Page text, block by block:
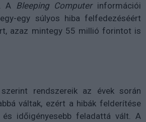
A Bleeping Computerinformációi
egy súlyos hiba felfedezéséért
azaz mintegy 55 millió forintot is
rendszereik az évek során
váltak, ezért a hibák felderítése
és időigényesebb feladattá vált. A